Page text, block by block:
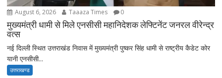
August 6, 2026 Taaaza Times 0
मुख्यमंत्री धामी से मिले एनसीसी महानिदेशक लेफ्टिनेंट जनरल वीरेन्द्र
वत्स
नई दिल्ली स्थित उत्तराखंड निवास में मुख्यमंत्री पुष्कर सिंह धामी से राष्ट्रीय कैडेट कोर
यानी एनसीसी...
उत्तराखण्ड